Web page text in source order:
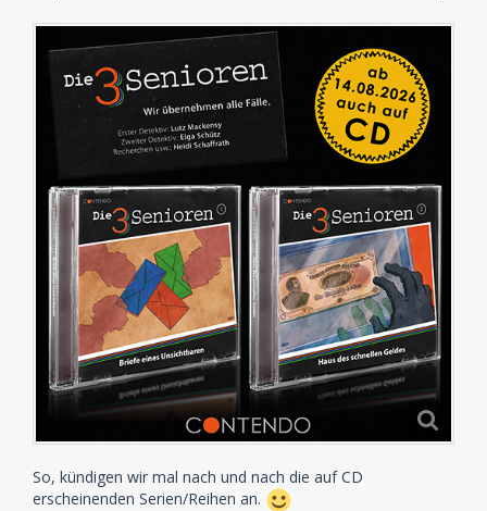
So, kündigen wir mal nach und nach die auf CD
erscheinenden Serien/Reihen an.